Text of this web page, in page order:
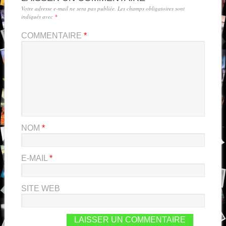
Votre adresse e-mail ne sera pas publiée. Les champs obligatoires sont
indiqués avec *
COMMENTAIRE *
NOM *
E-MAIL *
SITE WEB